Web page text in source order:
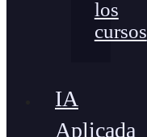
los
cursos
IA
Aplicada